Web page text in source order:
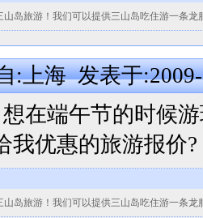
岛旅游！我们可以提供三山岛吃住游一条
:上海 发表于
在端午节的时候
我优惠的旅游报价?
岛旅游！我们可以提供三山岛吃住游一条